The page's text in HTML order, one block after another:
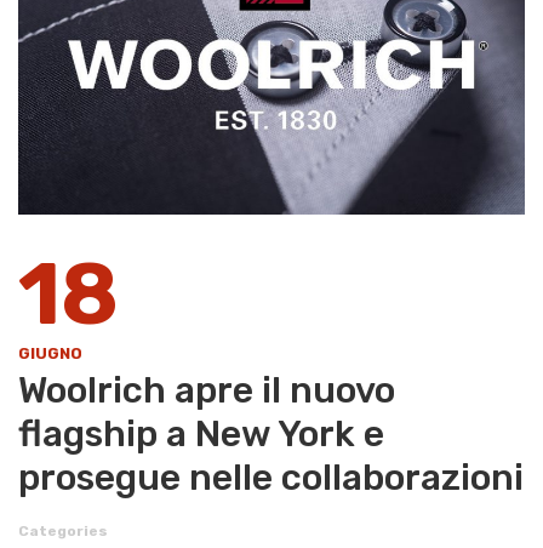
18
GIUGNO
Woolrich apre il nuovo
flagship a New York e
prosegue nelle collaborazioni
Categories